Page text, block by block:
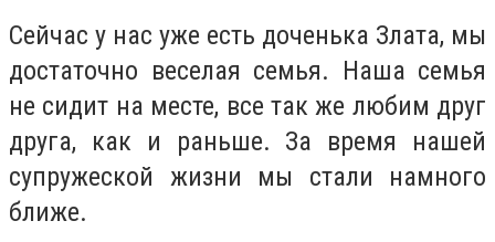
Сейчас у нас уже есть доченька Злата, мы
достаточно веселая семья. Наша семья
не сидит на месте, все так же любим друг
друга, как и раньше. За время нашей
супружеской жизни мы стали намного
ближе.